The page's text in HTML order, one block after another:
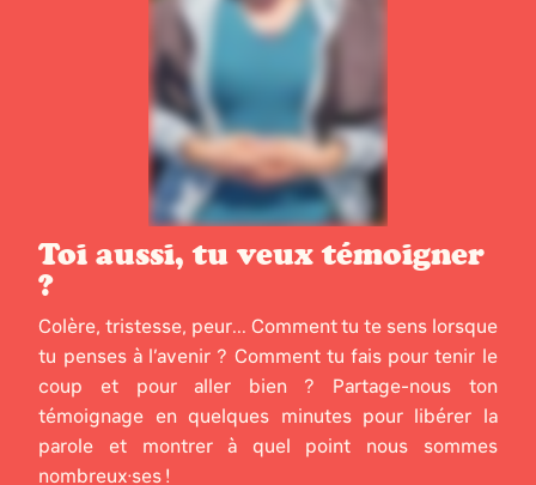
Toi aussi, tu veux témoigner
?
Colère, tristesse, peur... Comment tu te sens lorsque
tu penses à l’avenir ? Comment tu fais pour tenir le
coup et pour aller bien ? Partage-nous ton
témoignage en quelques minutes pour libérer la
parole et montrer à quel point nous sommes
nombreux·ses !